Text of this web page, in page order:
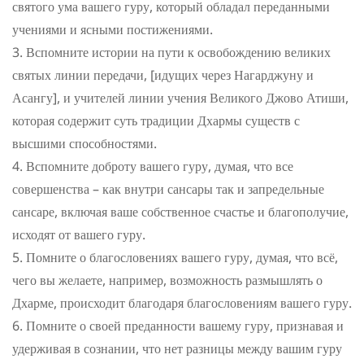
святого ума вашего гуру, который обладал переданными
учениями и ясными постижениями.
Вспомните истории на пути к освобождению великих
святых линии передачи, [идущих через Нагарджуну и
Асангу], и учителей линии учения Великого Джово Атиши,
которая содержит суть традиции Дхармы существ с
высшими способностями.
Вспомните доброту вашего гуру, думая, что все
совершенства – как внутри сансары так и запредельные
сансаре, включая ваше собственное счастье и благополучие,
исходят от вашего гуру.
Помните о благословениях вашего гуру, думая, что всё,
чего вы желаете, например, возможность размышлять о
Дхарме, происходит благодаря благословениям вашего гуру.
Помните о своей преданности вашему гуру, признавая и
удерживая в сознании, что нет разницы между вашим гуру